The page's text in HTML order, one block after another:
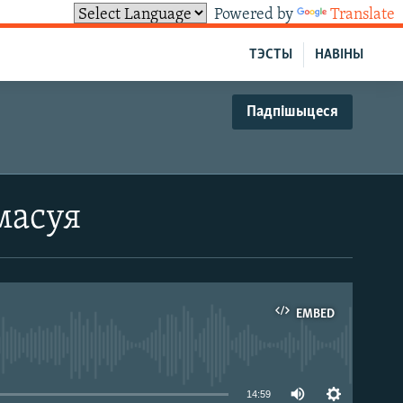
Powered by Translate
НАВІНЫ
ТЭСТЫ
Падпішыцеся
EMBED
14:59